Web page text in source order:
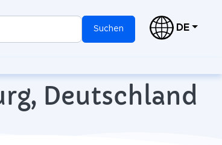
Suchen DE
Deutschland